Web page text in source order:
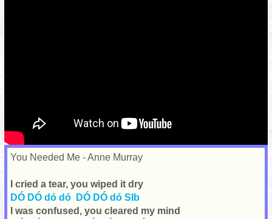
You Needed Me - Anne Murray
I cried a tear, you wiped it dry
DÓ DÓ dó dó DÓ DÓ dó SIb
I was confused, you cleared my mind